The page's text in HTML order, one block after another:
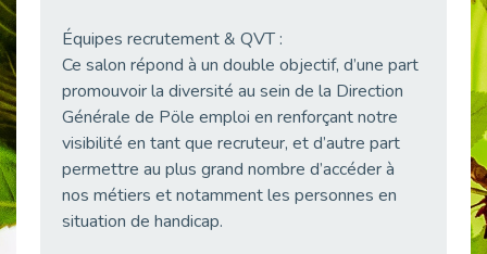
Publié le 11/04/2026
"Dois-je préciser que je suis handicapé sur mon CV?"
Publié le 07/04/2026
Handicap psychique au travail : et si nous changions de regard - vidéo
Publié le 03/04/2026
Avril, mois de l’accompagnement dans l’emploi avec Cap emploi.
Équipes recrutement & QVT :
Ce salon répond à un double objectif, d’une part
promouvoir la diversité au sein de la Direction
Générale de Pöle emploi en renforçant notre
visibilité en tant que recruteur, et d’autre part
permettre au plus grand nombre d’accéder à
nos métiers et notamment les personnes en
situation de handicap.